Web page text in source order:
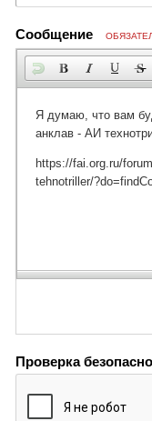
Сообщение
Проверка